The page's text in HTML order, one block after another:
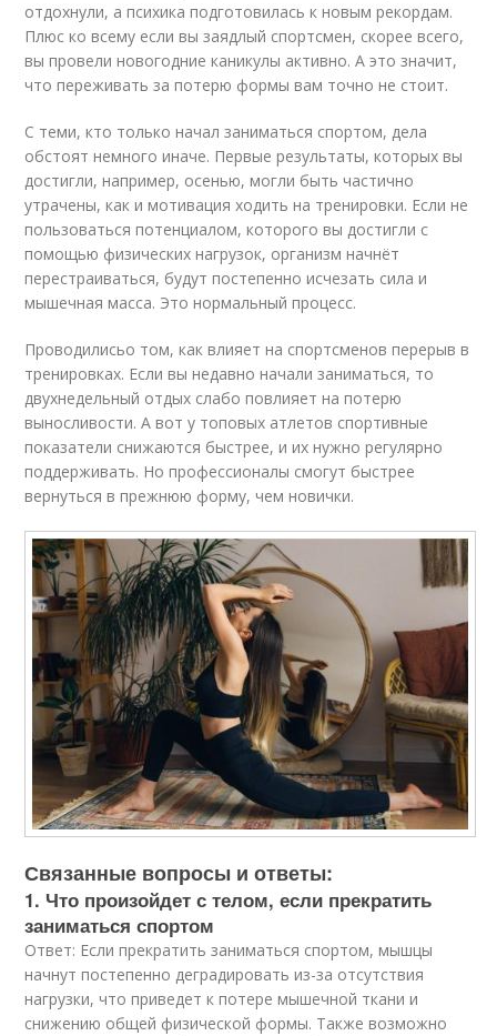
отдохнули, а психика подготовилась к новым рекордам.
Плюс ко всему если вы заядлый спортсмен, скорее всего,
вы провели новогодние каникулы активно. А это значит,
что переживать за потерю формы вам точно не стоит.
С теми, кто только начал заниматься спортом, дела
обстоят немного иначе. Первые результаты, которых вы
достигли, например, осенью, могли быть частично
утрачены, как и мотивация ходить на тренировки. Если не
пользоваться потенциалом, которого вы достигли с
помощью физических нагрузок, организм начнёт
перестраиваться, будут постепенно исчезать сила и
мышечная масса. Это нормальный процесс.
Проводилисьо том, как влияет на спортсменов перерыв в
тренировках. Если вы недавно начали заниматься, то
двухнедельный отдых слабо повлияет на потерю
выносливости. А вот у топовых атлетов спортивные
показатели снижаются быстрее, и их нужно регулярно
поддерживать. Но профессионалы смогут быстрее
вернуться в прежнюю форму, чем новички.
Связанные вопросы и ответы:
1. Что произойдет с телом, если прекратить
заниматься спортом
Ответ: Если прекратить заниматься спортом, мышцы
начнут постепенно деградировать из-за отсутствия
нагрузки, что приведет к потере мышечной ткани и
снижению общей физической формы. Также возможно